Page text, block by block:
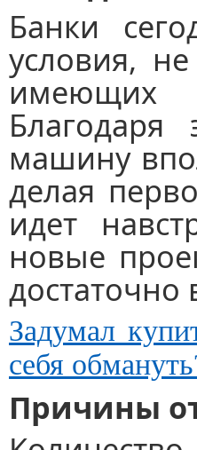
Банки
условия,
имеющих
Благодаря
машину
делая
идет
новые
Задумал
себя
Причины